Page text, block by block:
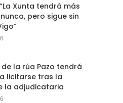
Xunta tendrá más
pero sigue sin
la rúa Pazo tendrá
licitarse tras la
la adjudicataria